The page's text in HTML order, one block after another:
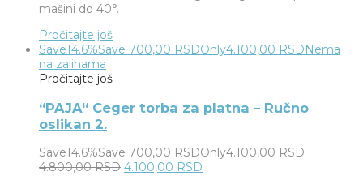
mašini do 40°.
Pročitajte još
Save14.6%Save 700,00 RSDOnly4.100,00 RSD Nema
na zalihama
Pročitajte još
“PAJA“ Ceger torba za platna – Ručno
oslikan 2.
Save14.6%Save 700,00 RSDOnly4.100,00 RSD
4.800,00RSD 4.100,00 RSD